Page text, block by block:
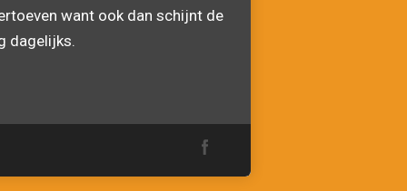
want ook dan schijnt de
dagelijks.